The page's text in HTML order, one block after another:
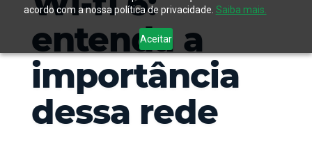
acordo com a nossa política de privacidade. Saiba mais.
Aceitar
entenda a
importância
dessa rede